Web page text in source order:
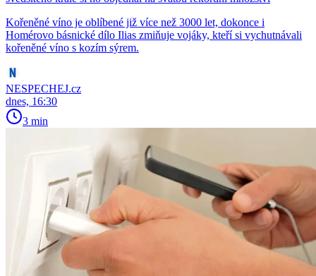
Kořeněné víno je oblíbené již více než 3000 let, dokonce i
Homérovo básnické dílo Ilias zmiňuje vojáky, kteří si vychutnávali
kořeněné víno s kozím sýrem.
NESPECHEJ.cz
dnes, 16:30
3 min